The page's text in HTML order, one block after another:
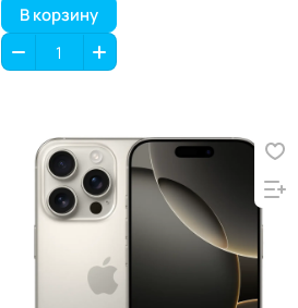
В корзину